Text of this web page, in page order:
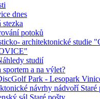
dnes
stezka
potoků
architektonické studie
studií
sportem a na výlet?
Park - Lesopark
návrhy nádvoří Staré
sál Staré pošty